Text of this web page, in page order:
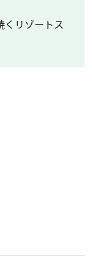
くリゾートス